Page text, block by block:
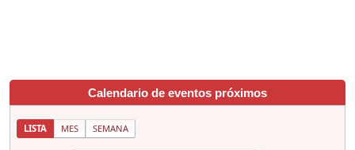
Calendario de eventos próximos
LISTA MES SEMANA